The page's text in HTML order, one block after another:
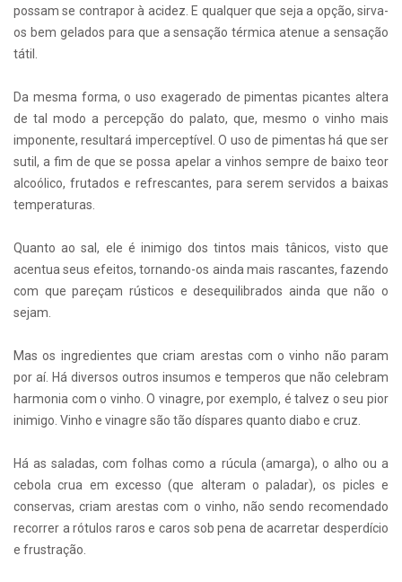
possam se contrapor à acidez. E qualquer que seja a opção, sirva-
os bem gelados para que a sensação térmica atenue a sensação
tátil.
Da mesma forma, o uso exagerado de pimentas picantes altera
de tal modo a percepção do palato, que, mesmo o vinho mais
imponente, resultará imperceptível. O uso de pimentas há que ser
sutil, a fim de que se possa apelar a vinhos sempre de baixo teor
alcoólico, frutados e refrescantes, para serem servidos a baixas
temperaturas.
Quanto ao sal, ele é inimigo dos tintos mais tânicos, visto que
acentua seus efeitos, tornando-os ainda mais rascantes, fazendo
com que pareçam rústicos e desequilibrados ainda que não o
sejam.
Mas os ingredientes que criam arestas com o vinho não param
por aí. Há diversos outros insumos e temperos que não celebram
harmonia com o vinho. O vinagre, por exemplo, é talvez o seu pior
inimigo. Vinho e vinagre são tão díspares quanto diabo e cruz.
Há as saladas, com folhas como a rúcula (amarga), o alho ou a
cebola crua em excesso (que alteram o paladar), os picles e
conservas, criam arestas com o vinho, não sendo recomendado
recorrer a rótulos raros e caros sob pena de acarretar desperdício
e frustração.